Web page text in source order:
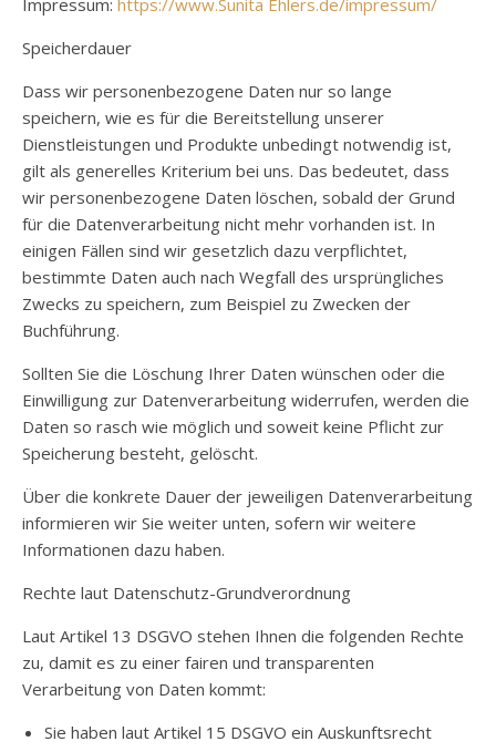
Impressum: https://www.Sunita Ehlers.de/impressum/
Speicherdauer
Dass wir personenbezogene Daten nur so lange
speichern, wie es für die Bereitstellung unserer
Dienstleistungen und Produkte unbedingt notwendig ist,
gilt als generelles Kriterium bei uns. Das bedeutet, dass
wir personenbezogene Daten löschen, sobald der Grund
für die Datenverarbeitung nicht mehr vorhanden ist. In
einigen Fällen sind wir gesetzlich dazu verpflichtet,
bestimmte Daten auch nach Wegfall des ursprüngliches
Zwecks zu speichern, zum Beispiel zu Zwecken der
Buchführung.
Sollten Sie die Löschung Ihrer Daten wünschen oder die
Einwilligung zur Datenverarbeitung widerrufen, werden die
Daten so rasch wie möglich und soweit keine Pflicht zur
Speicherung besteht, gelöscht.
Über die konkrete Dauer der jeweiligen Datenverarbeitung
informieren wir Sie weiter unten, sofern wir weitere
Informationen dazu haben.
Rechte laut Datenschutz-Grundverordnung
Laut Artikel 13 DSGVO stehen Ihnen die folgenden Rechte
zu, damit es zu einer fairen und transparenten
Verarbeitung von Daten kommt:
Sie haben laut Artikel 15 DSGVO ein Auskunftsrecht